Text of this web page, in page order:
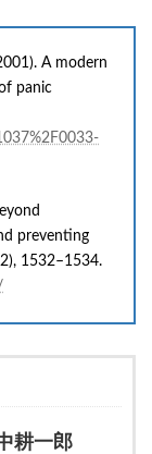
A modern
panic
preventing
1532–1534.
耕一郎